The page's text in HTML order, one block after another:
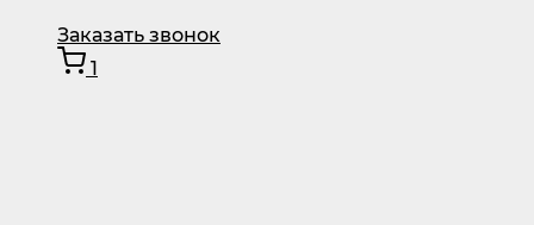
Заказать звонок
1